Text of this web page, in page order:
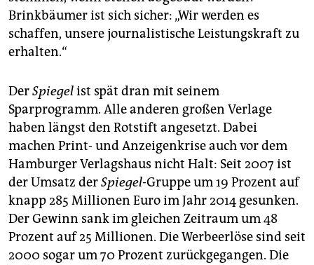
Brinkbäumer ist sich sicher: „Wir werden es
schaffen, unsere journalistische Leistungskraft zu
erhalten.“
DerSpiegelist spät dran mit seinem
Sparprogramm. Alle anderen großen Verlage
haben längst den Rotstift angesetzt. Dabei
machen Print- und Anzeigenkrise auch vor dem
Hamburger Verlagshaus nicht Halt: Seit 2007 ist
der Umsatz derSpiegel-Gruppe um 19 Prozent auf
knapp 285 Millionen Euro im Jahr 2014 gesunken.
Der Gewinn sank im gleichen Zeitraum um 48
Prozent auf 25 Millionen. Die Werbeerlöse sind seit
2000 sogar um 70 Prozent zurückgegangen. Die